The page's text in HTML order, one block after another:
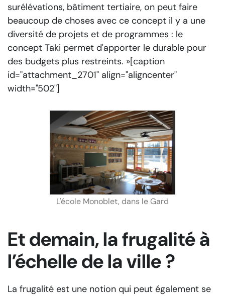
surélévations, bâtiment tertiaire, on peut faire
beaucoup de choses avec ce concept il y a une
diversité de projets et de programmes : le
concept Taki permet d'apporter le durable pour
des budgets plus restreints. »[caption
id="attachment_2701" align="aligncenter"
width="502"]
L'école Monoblet, dans le Gard
Et demain, la frugalité à
l’échelle de la ville ?
La frugalité est une notion qui peut également se